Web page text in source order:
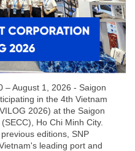
– August 1, 2026 - Saigon
in the 4th Vietnam
2026) at the Saigon
Ho Chi Minh City.
editions, SNP
leading port and